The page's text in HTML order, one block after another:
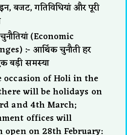
बजट, गतिविधियां और पूरी
(Economic
:- आर्थिक चुनौती हर
बड़ी समस्या
occasion of Holi in the
will be holidays on
and 4th March;
offices will
open on 28th February: